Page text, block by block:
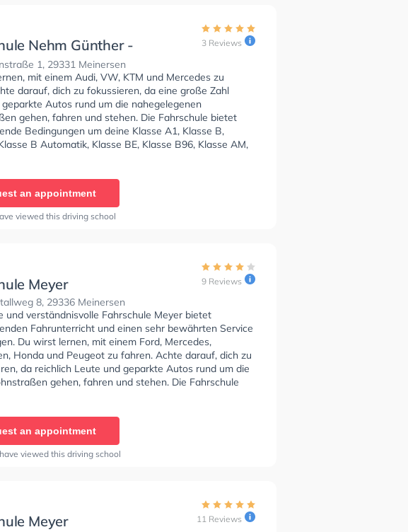
Nehm Günther -
1, 29331 Meinersen
3 Reviews
mit einem Audi, VW, KTM und Mercedes zu
darauf, dich zu fokussieren, da eine große Zahl
Autos rund um die nahegelegenen
gehen, fahren und stehen. Die Fahrschule bietet
Bedingungen um deine Klasse A1, Klasse B,
B Automatik, Klasse BE, Klasse B96, Klasse AM,
Klasse A2, Klasse C1, Klasse C1E, Klasse C, Klasse
Prüfbescheinigung zu erhalten. In der Fahrschule
- Wiesenstraße Sie können einen Termin online
an appointment
viewed this driving school
Meyer
8, 29336 Meinersen
9 Reviews
und verständnisvolle Fahrschule Meyer bietet
Fahrunterricht und einen sehr bewährten Service
Du wirst lernen, mit einem Ford, Mercedes,
Honda und Peugeot zu fahren. Achte darauf, dich zu
da reichlich Leute und geparkte Autos rund um die
gehen, fahren und stehen. Die Fahrschule
Bedingungen um deine Klasse A1, Klasse B,
zu erhalten. In der Fahrschule Meyer Sie
Termin online anfragen.
an appointment
viewed this driving school
Meyer 11 Reviews